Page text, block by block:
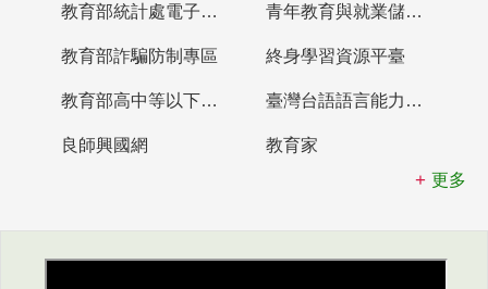
教育部統計處電子書櫃 青年教育與就業儲蓄帳戶
教育部詐騙防制專區 終身學習資源平臺
教育部高中等以下學校及幼兒園教師資格檢定考試 臺灣台語語言能力認證網站
良師興國網
教育家
更多